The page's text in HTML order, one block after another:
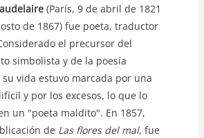
(París, 9 de abril de 1821
de 1867) fue poeta, traductor
el precursor del
simbolista y de la poesía
vida estuvo marcada por una
y por los excesos, lo que lo
un "poeta maldito". En 1857,
de Las flores del mal, fue